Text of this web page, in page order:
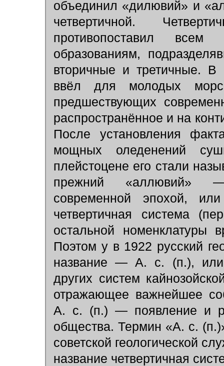
объединил «дилювий» и
четвертичной.
противопоставил всем
образованиям,
вторичные и третичные. В
ввёл для молодых
предшествующих
распространённое и на
После установления
мощных оледенений
плейстоцене его стали
прежний «аллювий» —
современной эпохой,
четвертичная система
остальной номенклатуры
Поэтом у в 1922 русский
название — А. с. (п.), или
других систем
отражающее важнейшее
А. с. (п.) — появление и
общества. Термин «А. с.
советской геологической
название четвертичная